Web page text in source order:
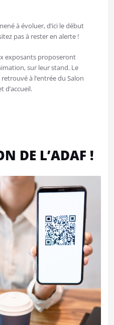
à évoluer, d’ici le début
pas à rester en alerte !
exposants proposeront
sur leur stand. Le
à l’entrée du Salon
d’accueil.
DE L’ADAF !